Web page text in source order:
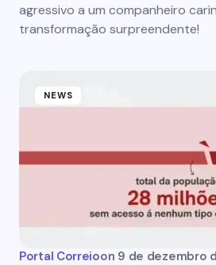
agressivo a um companheiro
transformação surpreendente!
NEWS
Portal Correioon 9 de dezembro